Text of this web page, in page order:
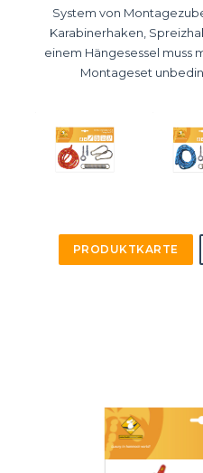
System von
Karabinerhaken,
einem Hängesessel muss
Montageset
PRODUKTKARTE